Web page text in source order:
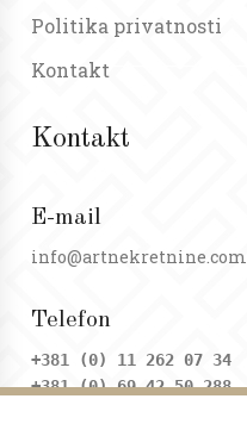
Politika privatnosti
Kontakt
Kontakt
E-mail
info@artnekretnine.com
Telefon
+381 (0) 11 262 07 34
+381 (0) 69 42 50 288